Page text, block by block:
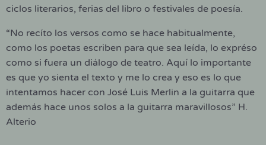
ciclos literarios, ferias del libro o festivales de poesía.
“No recíto los versos como se hace habitualmente,
como los poetas escriben para que sea leída, lo expréso
como si fuera un diálogo de teatro. Aquí lo importante
es que yo sienta el texto y me lo crea y eso es lo que
intentamos hacer con José Luis Merlin a la guitarra que
además hace unos solos a la guitarra maravillosos” H.
Alterio